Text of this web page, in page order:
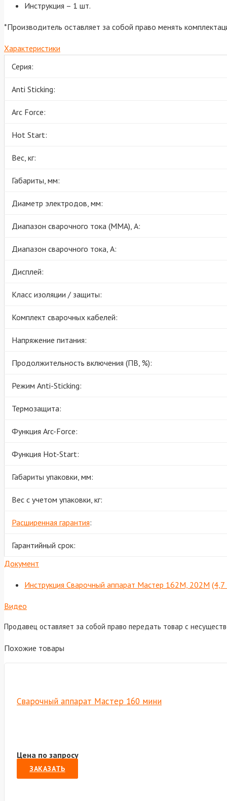
Инструкция – 1 шт.
*Производитель оставляет за собой право менять
Характеристики
Серия:
Anti Sticking:
Arc Force:
Hot Start:
Вес, кг:
Габариты, мм:
Диаметр электродов, мм:
Диапазон сварочного тока (MMA), А:
Диапазон сварочного тока, А:
Дисплей:
Класс изоляции / защиты:
Комплект сварочных кабелей:
Напряжение питания:
Продолжительность включения (ПВ, %):
Режим Anti-Sticking:
Термозащита:
Функция Arc-Force:
Функция Hot-Start:
Габариты упаковки, мм:
Вес с учетом упаковки, кг:
Расширенная гарантия:
Гарантийный срок:
Документ
Инструкция Сварочный аппарат Мастер 162М, 202М
Видео
Продавец оставляет за собой право передать товар с
Похожие товары
Cварочный аппарат Мастер 160 мини
Цена по запросу
ЗАКАЗАТЬ